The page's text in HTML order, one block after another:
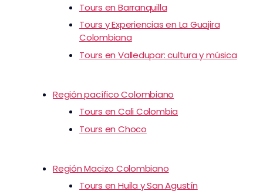
Tours en Barranquilla
Tours y Experiencias en La Guajira
Colombiana
Tours en Valledupar: cultura y música
Región pacífico Colombiano
Tours en Cali Colombia
Tours en Choco
Región Macizo Colombiano
Tours en Huila y San Agustín